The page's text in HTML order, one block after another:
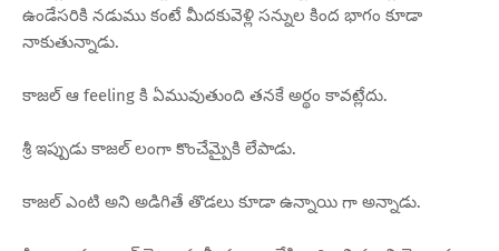
ఉండేసరికి నడుము కంటే మీదకువెళ్లి సన్నుల కింద భాగం కూడా
నాకుతున్నాడు.
కాజల్ ఆ feeling కి ఏమువుతుంది తనకే అర్థం కావట్లేదు.
శ్రీ ఇప్పుడు కాజల్ లంగా కొంచేమ్పైకి లేపాడు.
కాజల్ ఎంటి అని అడిగితే తొడలు కూడా ఉన్నాయి గా అన్నాడు.